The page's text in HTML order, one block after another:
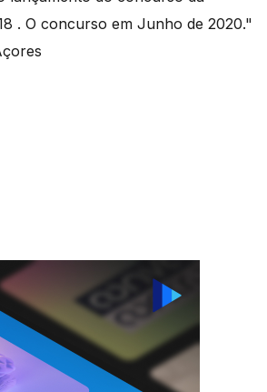
. O concurso em Junho de 2020."